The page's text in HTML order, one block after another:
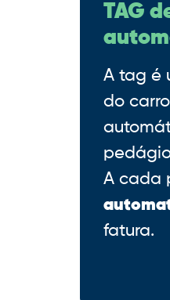
TAG
A tag é
do
A cada
fatura.